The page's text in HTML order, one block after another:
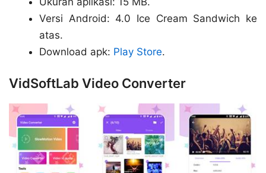
Versi Android: 4.0 Ice Cream Sandwich ke
atas.
Download apk: Play Store.
VidSoftLab Video Converter